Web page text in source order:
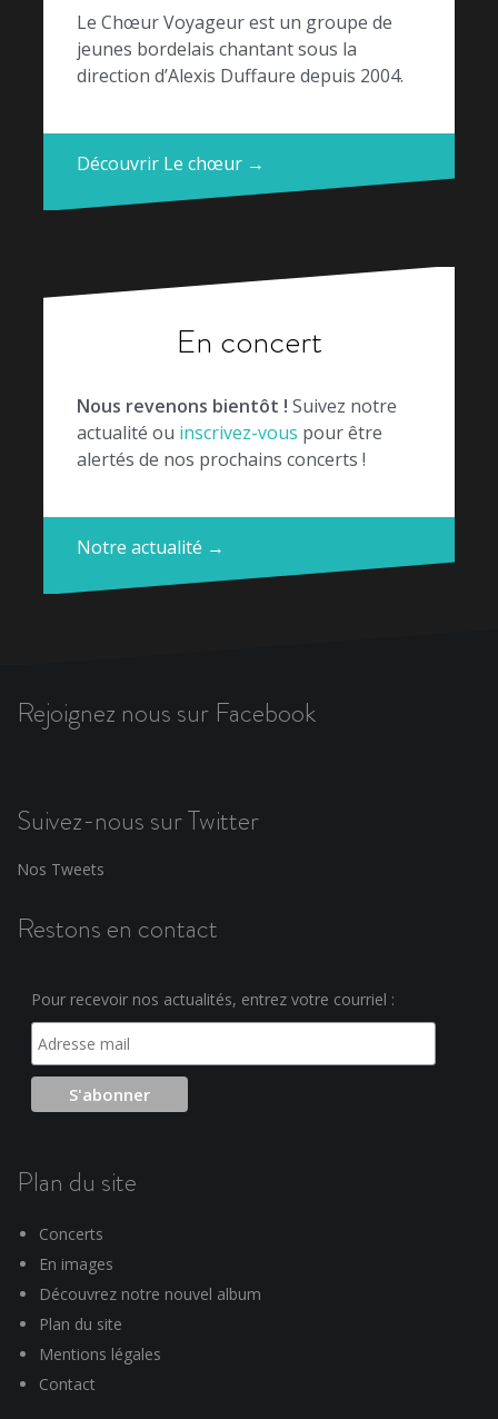
Le Chœur Voyageur est un groupe de
jeunes bordelais chantant sous la
direction d’Alexis Duffaure depuis 2004.
Découvrir Le chœur →
En concert
Nous revenons bientôt ! Suivez notre
actualité ou inscrivez-vous pour être
alertés de nos prochains concerts !
Notre actualité →
Rejoignez nous sur Facebook
Suivez-nous sur Twitter
Nos Tweets
Restons en contact
Pour recevoir nos actualités, entrez votre courriel :
Plan du site
Concerts
En images
Découvrez notre nouvel album
Plan du site
Mentions légales
Contact